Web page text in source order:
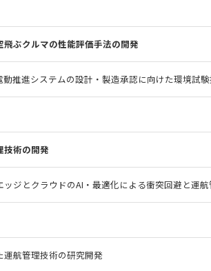
ぶクルマの性能評価手法の開発
推進システムの設計・製造承認に向けた環境試
術の開発
ジとクラウドのAI・最適化による衝突回避と運
航管理技術の研究開発